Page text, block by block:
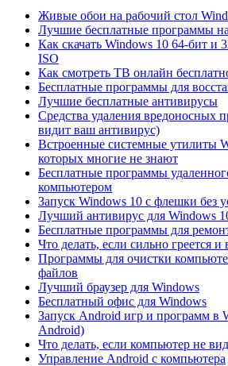
Живые обои на рабочий стол
Лучшие бесплатные программы
Как скачать Windows 10 64-бит и
ISO
Как смотреть ТВ онлайн
Бесплатные программы для
Лучшие бесплатные антивирусы
Средства удаления вредоносных
видит ваш антивирус)
Встроенные системные утилиты
которых многие не знают
Бесплатные программы
компьютером
Запуск Windows 10 с флешки без
Лучший антивирус для Windows
Бесплатные программы для
Что делать, если сильно греется
Программы для очистки
файлов
Лучший браузер для Windows
Бесплатный офис для Windows
Запуск Android игр и программ в
Android)
Что делать, если компьютер не
Управление Android с компьютера